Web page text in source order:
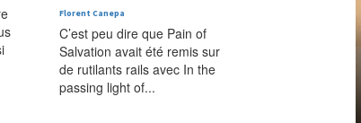
Florent Canepa
C’est peu dire que Pain of
Salvation avait été remis sur
de rutilants rails avec In the
passing light of...